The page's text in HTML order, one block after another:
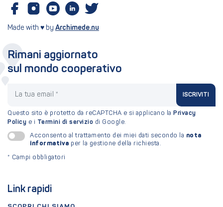
Made with ♥ by Archimede.nu
Link rapidi
Rimani aggiornato
sul mondo cooperativo
ISCRIVITI
Questo sito è protetto da reCAPTCHA e si applicano la Privacy
Policy e i Termini di servizio di Google.
Acconsento al trattamento dei miei dati secondo la nota
informativa per la gestione della richiesta.
* Campi obbligatori